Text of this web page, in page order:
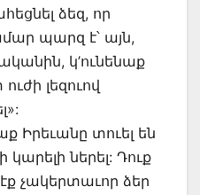
ձեզ, որ
պարզ է՝ այն,
կ’ունենաք
լեզուով
Իրեւանը տուել են
ներել: Դուք
չակերտաւոր ձեր